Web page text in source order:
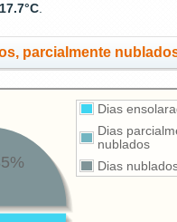
17.7°C.
parcialmente
Dias
Dias
nublados
Dias